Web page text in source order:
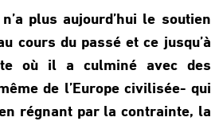
plus aujourd’hui le soutien
cours du passé et ce jusqu’à
où il a culminé avec des
de l’Europe civilisée- qui
régnant par la contrainte, la